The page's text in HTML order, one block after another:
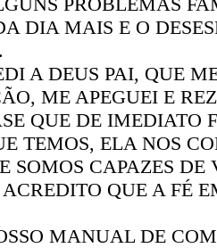
PROBLEMAS
DIA MAIS E O
A DEUS PAI, QUE
ME APEGUEI E
QUE DE IMEDIATO
TEMOS, ELA NOS
SOMOS CAPAZES DE
QUE A FÉ
MANUAL DE